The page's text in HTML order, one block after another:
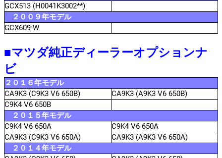
GCX513 (H0041K3002**)
２００９年モデル
GCX609-W
■マツダ純正ディーラーオプションナ
ビ
２０１６年モデル
CA9K3 (C9K3 V6 650B)
CA9K3 (A9K3 V6 650B)
C9K4 V6 650B
２０１５年モデル
C9K4 V6 650A
C9K4 V6 650A
CA9K3 (C9K3 V6 650A)
CA9K3 (A9K3 V6 650A)
２０１４年モデル